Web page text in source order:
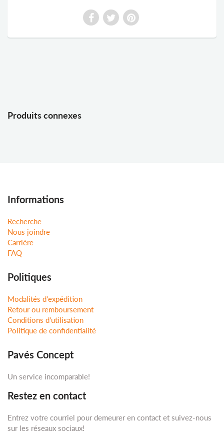
Produits connexes
Informations
Recherche
Nous joindre
Carrière
FAQ
Politiques
Modalités d'expédition
Retour ou remboursement
Conditions d'utilisation
Politique de confidentialité
Pavés Concept
Un service incomparable!
Restez en contact
Entrez votre courriel pour demeurer en contact et suivez-nous
sur les réseaux sociaux!